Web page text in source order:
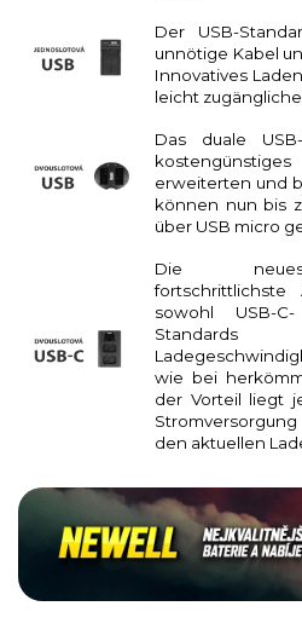
Der USB-
unnötige Kabel
Innovatives
leicht
Das duale
erweiterten und
können nun bis
über USB micro
Die
sowohl USB-
wie bei
der Vorteil liegt
den aktuellen